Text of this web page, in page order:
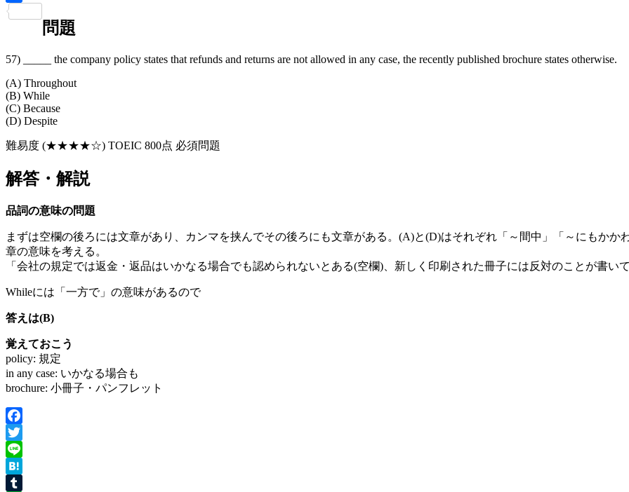
有
問題
57) _____ the company policy states that refunds and returns are not allowed in any case, the recently published brochure states otherwise.
(A) Throughout
(B) While
(C) Because
(D) Despite
難易度 (★★★★☆) TOEIC 800点 必須問題
解答・解説
品詞の意味の問題
まずは空欄の後ろには文章があり、カンマを挟んでその後ろにも文章がある。(A)と(D)はそれぞれ「～間中」「～にもか
章の意味を考える。
「会社の規定では返金・返品はいかなる場合でも認められないとある(空欄)、新しく印刷された冊子には反対のことが書い
Whileには「一方で」の意味があるので
答えは(B)
覚えておこう
policy: 規定
in any case: いかなる場合も
brochure: 小冊子・パンフレット
Facebook
Twitter
Line
Hatena